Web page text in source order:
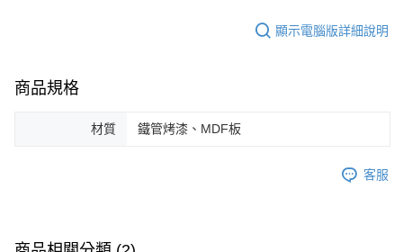
顯示電腦版詳細說明
商品規格
材質 鐵管烤漆、MDF板
客服